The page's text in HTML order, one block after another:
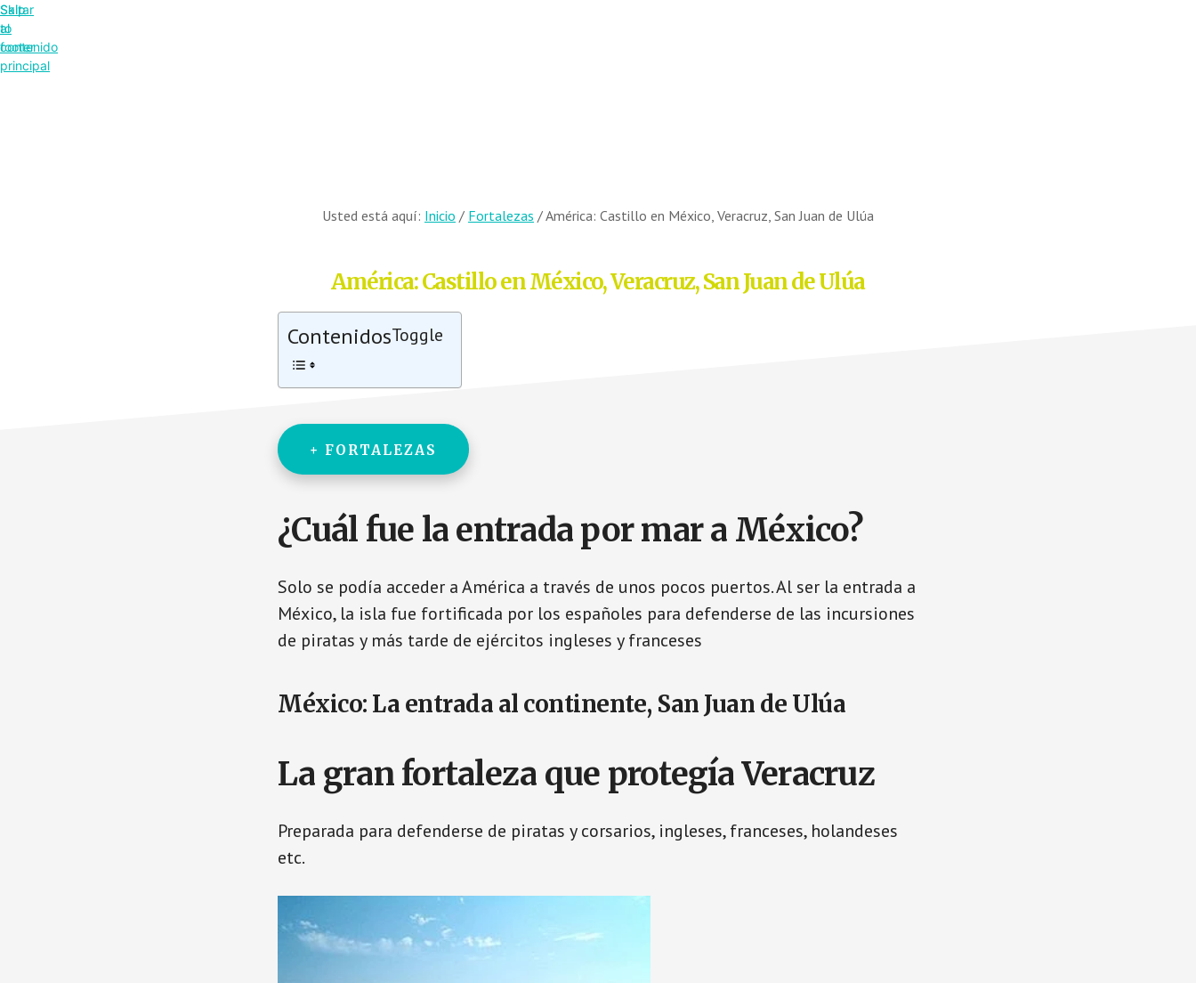
Saltar
al
contenido
principal
Skip
to
footer
Usted está aquí: Inicio / Fortalezas /América: Castillo en México, Veracruz, San Juan de Ulúa
América: Castillo en México, Veracruz, San Juan de Ulúa
ContenidosToggle
+ FORTALEZAS
¿Cuál fue la entrada por mar a México?
Solo se podía acceder a América a través de unos pocos puertos. Al ser la entrada a
México, la isla fue fortificada por los españoles para defenderse de las incursiones
de piratas y más tarde de ejércitos ingleses y franceses
México: La entrada al continente, San Juan de Ulúa
La gran fortaleza que protegía Veracruz
Preparada para defenderse de piratas y corsarios, ingleses, franceses, holandeses
etc.